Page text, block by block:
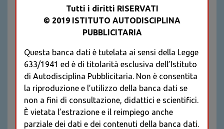
Recupera password
REGISTRATI
* I CAMPI CONTRASSEGNATI SONO
OBBLIGATORI
Tutti i diritti RISERVATI
© 2019 ISTITUTO AUTODISCIPLINA
PUBBLICITARIA
Questa banca dati è tutelata ai sensi della Legge
633/1941 ed è di titolarità esclusiva dell’Istituto
di Autodisciplina Pubblicitaria. Non è consentita
la riproduzione e l’utilizzo della banca dati se
non a fini di consultazione, didattici e scientifici.
È vietata l’estrazione e il reimpiego anche
parziale dei dati e dei contenuti della banca dati.